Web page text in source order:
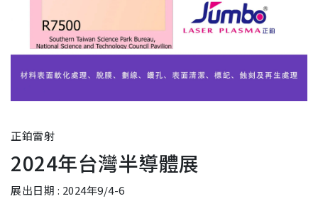
正鉑雷射
2024年台灣半導體展
展出日期 : 2024年9/4-6